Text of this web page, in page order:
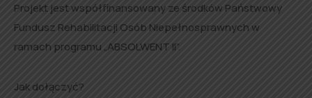
Projekt jest współfinansowany ze środków Państwowy
Fundusz Rehabilitacji Osób Niepełnosprawnych w
ramach programu „ABSOLWENT II”.
Jak dołączyć?